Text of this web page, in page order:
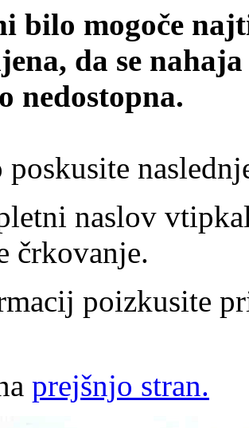
bilo mogoče
da se
nedostopna.
poskusite
naslov
črkovanje.
poizkusite
prejšnjo stran.